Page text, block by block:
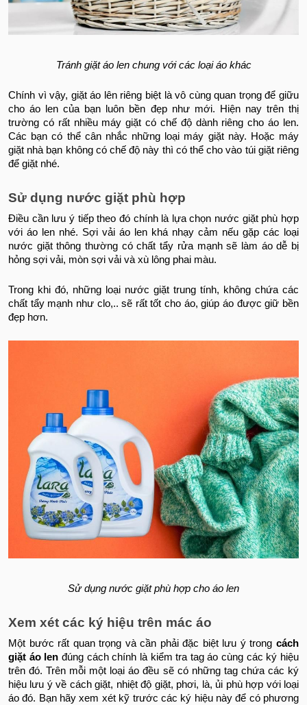
Tránh giặt áo len chung với các loại áo khác
Chính vì vậy, giặt áo lên riêng biệt là vô cùng quan trọng để giữu
cho áo len của bạn luôn bền đẹp như mới. Hiện nay trên thị
trường có rất nhiều máy giặt có chế độ dành riêng cho áo len.
Các bạn có thể cân nhắc những loại máy giặt này. Hoặc máy
giặt nhà bạn không có chế độ này thì có thể cho vào túi giặt riêng
để giặt nhé.
Sử dụng nước giặt phù hợp
Điều cần lưu ý tiếp theo đó chính là lựa chọn nước giặt phù hợp
với áo len nhé. Sợi vải áo len khá nhạy cảm nếu gặp các loại
nước giặt thông thường có chất tẩy rửa mạnh sẽ làm áo dễ bị
hỏng sợi vải, mòn sợi vải và xù lông phai màu.
Trong khi đó, những loại nước giặt trung tính, không chứa các
chất tẩy mạnh như clo,.. sẽ rất tốt cho áo, giúp áo được giữ bền
đẹp hơn.
Sử dụng nước giặt phù hợp cho áo len
Xem xét các ký hiệu trên mác áo
Một bước rất quan trọng và cần phải đặc biệt lưu ý trong cách
giặt áo len đúng cách chính là kiểm tra tag áo cùng các ký hiệu
trên đó. Trên mỗi một loại áo đều sẽ có những tag chứa các ký
hiệu lưu ý về cách giặt, nhiệt độ giặt, phơi, là, ủi phù hợp với loại
áo đó. Bạn hãy xem xét kỹ trước các ký hiệu này để có phương